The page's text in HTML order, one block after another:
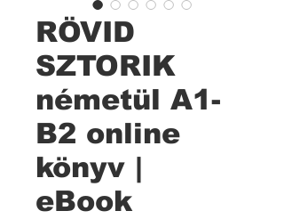
RÖVID
SZTORIK
németül A1-
B2 online
könyv |
eBook